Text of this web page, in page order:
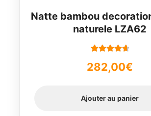
Natte bambou
naturele LZA62
sur 5
282,00€
Ajouter au panier